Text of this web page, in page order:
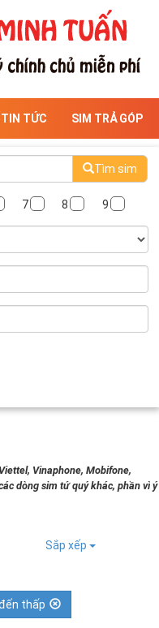
TIN TỨC SIM TRẢ GÓP
Tìm sim
7 8 9
Vinaphone, Mobifone,
dòng sim tứ quý khác, phần vì ý
Sắp xếp
thấp